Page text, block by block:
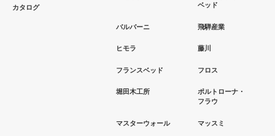
カタログ
ベッド
バルバーニ 飛騨産業
ヒモラ 藤川
フランスベッド フロス
堀田木工所
ポルトローナ・
フラウ
マスターウォール マッスミ